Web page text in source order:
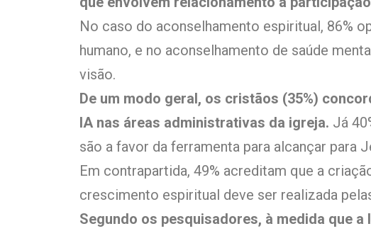
No caso do aconselhamento espiritual, 86%
humano, e no aconselhamento de saúde
visão.
De um modo geral, os cristãos (35%)
IA nas áreas administrativas da igreja. Já
são a favor da ferramenta para alcançar para
Em contrapartida, 49% acreditam que a
crescimento espiritual deve ser realizada
Segundo os pesquisadores, à medida que